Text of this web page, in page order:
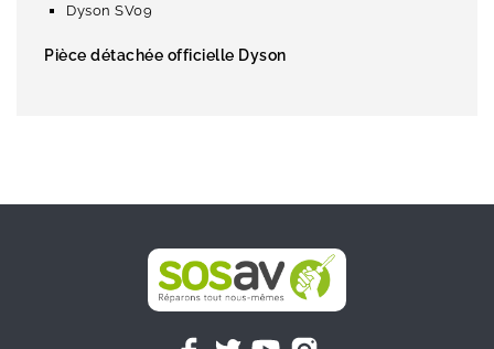
Dyson SV09
Pièce détachée officielle Dyson